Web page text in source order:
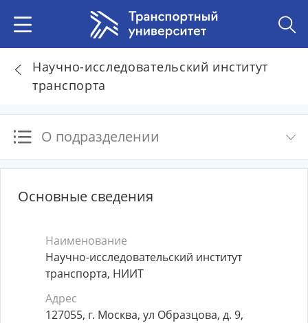
Научно-исследовательский институт
транспорта
О подразделении
Основные сведения
Наименование
Научно-исследовательский институт
транспорта, НИИТ
Адрес
127055, г. Москва, ул Образцова, д. 9,